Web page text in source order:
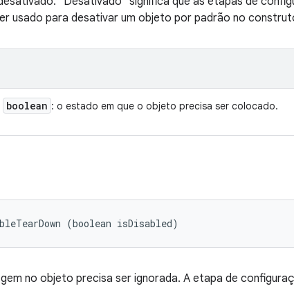
usado para desativar um objeto por padrão no
boolean : o estado em que o objeto precisa ser colocado.
(boolean isDisabled)
no objeto precisa ser ignorada. A etapa de